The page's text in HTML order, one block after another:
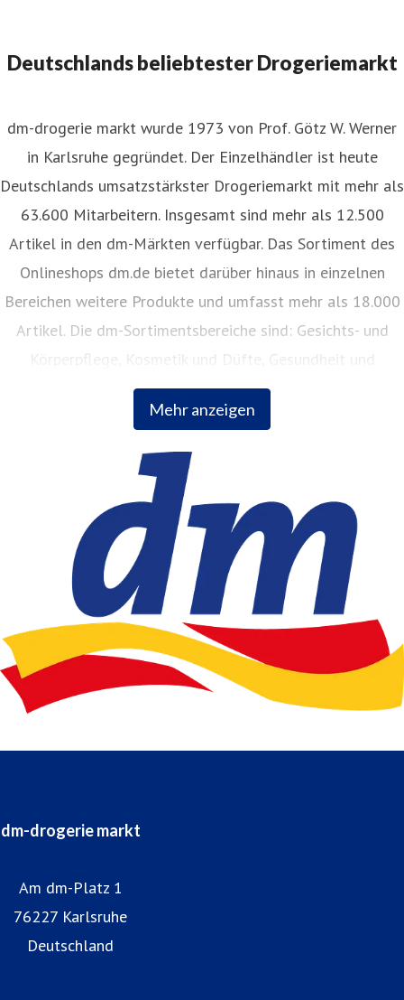
Deutschlands beliebtester Drogeriemarkt
Mehr anzeigen
dm-drogerie markt wurde 1973 von Prof. Götz W. Werner
in Karlsruhe gegründet. Der Einzelhändler ist heute
Deutschlands umsatzstärkster Drogeriemarkt mit mehr als
63.600 Mitarbeitern. Insgesamt sind mehr als 12.500
Artikel in den dm-Märkten verfügbar. Das Sortiment des
Onlineshops dm.de bietet darüber hinaus in einzelnen
Bereichen weitere Produkte und umfasst mehr als 18.000
Artikel. Die dm-Sortimentsbereiche sind: Gesichts- und
Körperpflege, Kosmetik und Düfte, Gesundheit und
Naturkost, Babynahrung, Babykleidung, Babypflege,
Haushalt, Foto, Hygieneartikel, Tiernahrung.
dm-drogerie markt
Am dm-Platz 1
76227 Karlsruhe
Deutschland